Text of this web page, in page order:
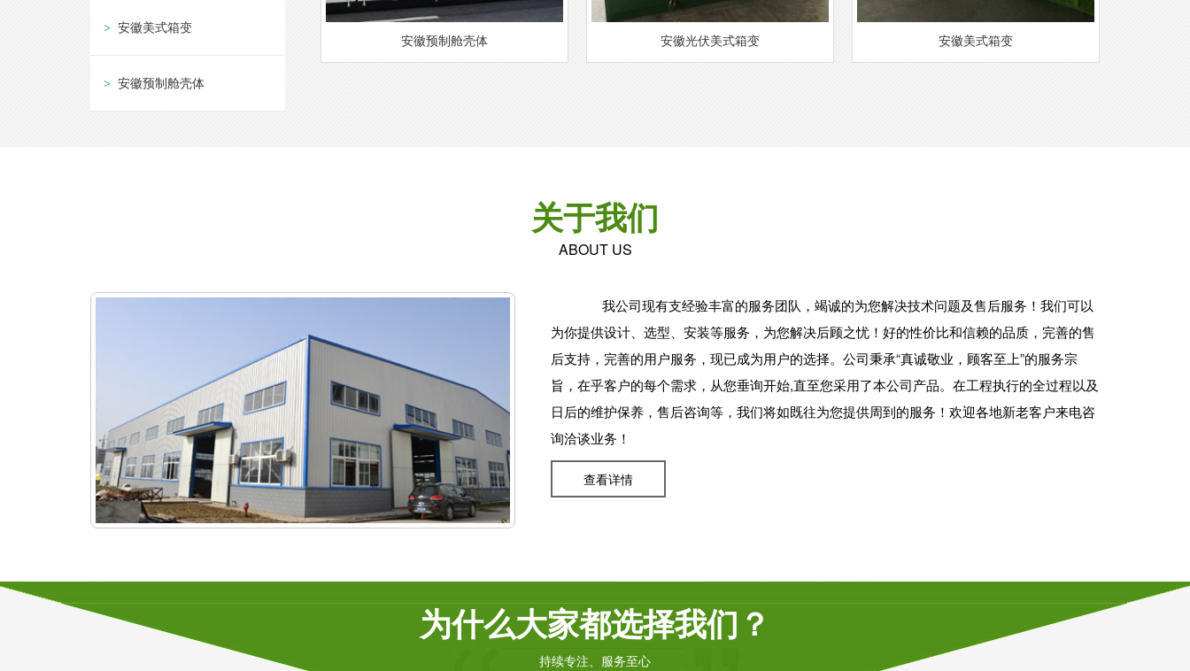
安徽美式箱变
安徽预制舱壳体
安徽预制舱壳体 安徽光伏美式箱变 安徽美式箱变
关于我们
ABOUT US
我公司现有支经验丰富的服务团队，竭诚的为您解决技术问题及售后服务！我们可以
为你提供设计、选型、安装等服务，为您解决后顾之忧！好的性价比和信赖的品质，完善的售
后支持，完善的用户服务，现已成为用户的选择。公司秉承“真诚敬业，顾客至上”的服务宗
旨，在乎客户的每个需求，从您垂询开始,直至您采用了本公司产品。在工程执行的全过程以及
日后的维护保养，售后咨询等，我们将如既往为您提供周到的服务！欢迎各地新老客户来电咨
询洽谈业务！
查看详情
为什么大家都选择我们？
持续专注、服务至心